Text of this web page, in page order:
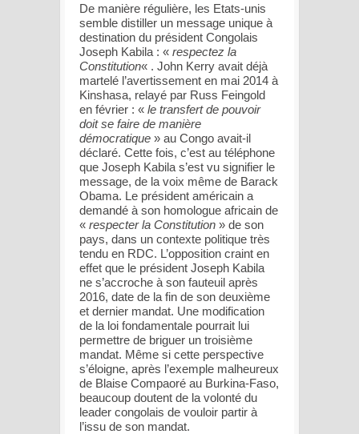
De manière régulière, les Etats-unis
semble distiller un message unique à
destination du président Congolais
Joseph Kabila : « respectez la
Constitution« . John Kerry avait déjà
martelé l’avertissement en mai 2014 à
Kinshasa, relayé par Russ Feingold
en février : « le transfert de pouvoir
doit se faire de manière
démocratique » au Congo avait-il
déclaré. Cette fois, c’est au téléphone
que Joseph Kabila s’est vu signifier le
message, de la voix même de Barack
Obama. Le président américain a
demandé à son homologue africain de
« respecter la Constitution » de son
pays, dans un contexte politique très
tendu en RDC. L’opposition craint en
effet que le président Joseph Kabila
ne s’accroche à son fauteuil après
2016, date de la fin de son deuxième
et dernier mandat. Une modification
de la loi fondamentale pourrait lui
permettre de briguer un troisième
mandat. Même si cette perspective
s’éloigne, après l’exemple malheureux
de Blaise Compaoré au Burkina-Faso,
beaucoup doutent de la volonté du
leader congolais de vouloir partir à
l’issu de son mandat.